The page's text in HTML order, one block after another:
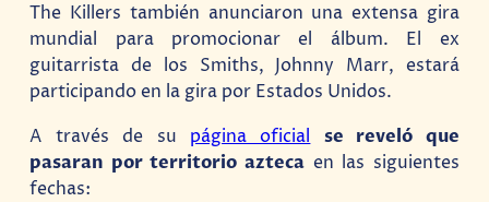
The Killers también anunciaron una extensa gira
mundial para promocionar el álbum. El ex
guitarrista de los Smiths, Johnny Marr, estará
participando en la gira por Estados Unidos.
A través de su página oficial
se reveló que
pasaran por territorio azteca en las siguientes
fechas: